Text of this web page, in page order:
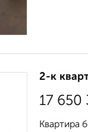
2-к
17 650
Квартира